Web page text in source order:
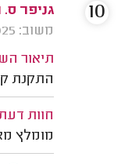
גניפר
משוב: 27/08/2025
תיאור
התקנת
חוות
מומלץ
10